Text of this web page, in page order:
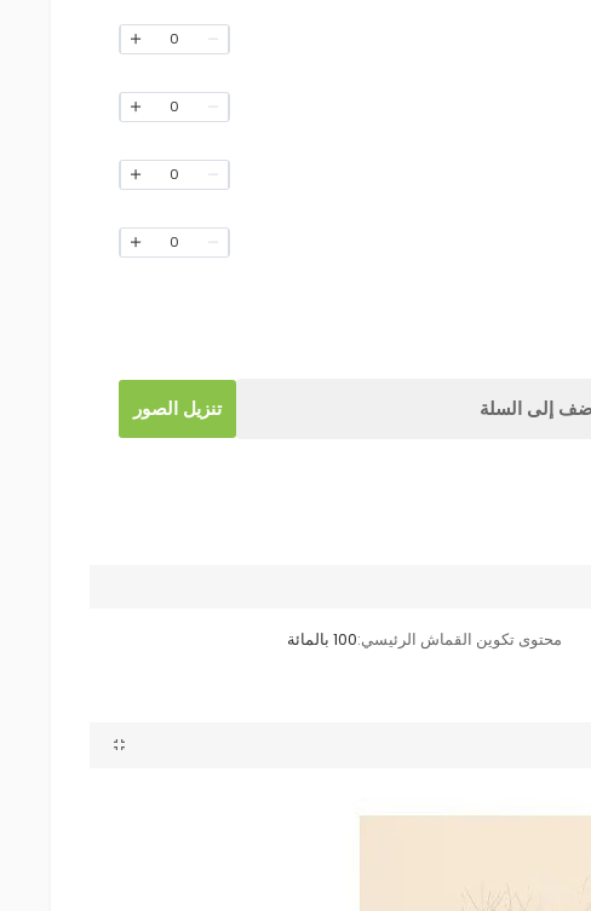
0
0
0
0
إلى السلة تنزيل الصور
محتوى تكوين القماش الرئيسي:100 بالمائة